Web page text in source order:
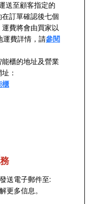
送至顧客指定的
在訂單確認後七個
費將會由買家以
運費詳情，請參閱
櫃的地址及營業
：
櫃
送電子郵件至:
更多信息。